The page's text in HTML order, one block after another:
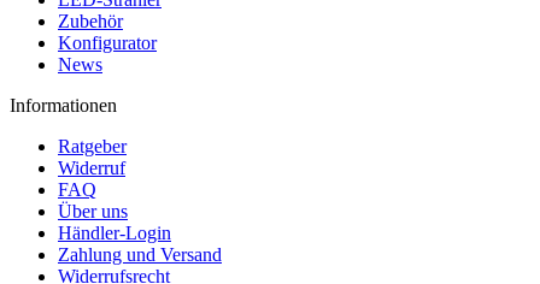
Zubehör
Konfigurator
News
Informationen
Ratgeber
Widerruf
FAQ
Über uns
Händler-Login
Zahlung und Versand
Widerrufsrecht